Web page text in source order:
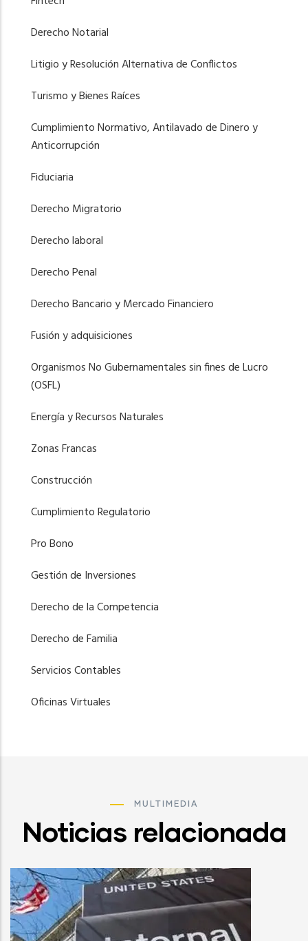
Derecho Notarial
Litigio y Resolución Alternativa de Conflictos
Turismo y Bienes Raíces
Cumplimiento Normativo, Antilavado de Dinero y
Anticorrupción
Fiduciaria
Derecho Migratorio
Derecho laboral
Derecho Penal
Derecho Bancario y Mercado Financiero
Fusión y adquisiciones
Organismos No Gubernamentales sin fines de Lucro
(OSFL)
Energía y Recursos Naturales
Zonas Francas
Construcción
Cumplimiento Regulatorio
Pro Bono
Gestión de Inversiones
Derecho de la Competencia
Derecho de Familia
Servicios Contables
Oficinas Virtuales
MULTIMEDIA
Noticias relacionada